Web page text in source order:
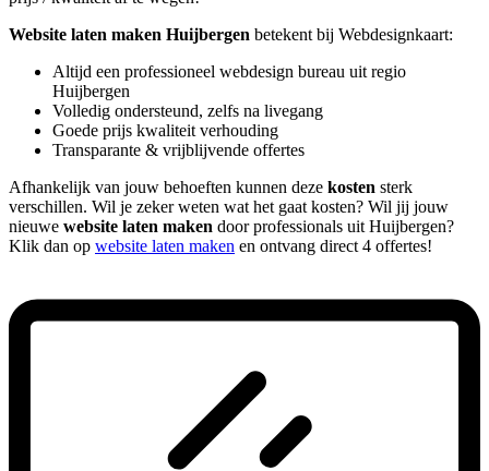
Website laten maken Huijbergen betekent bij Webdesignkaart:
Altijd een professioneel webdesign bureau uit regio
Huijbergen
Volledig ondersteund, zelfs na livegang
Goede prijs kwaliteit verhouding
Transparante & vrijblijvende offertes
Afhankelijk van jouw behoeften kunnen deze kosten sterk
verschillen. Wil je zeker weten wat het gaat kosten? Wil jij jouw
nieuwe website laten maken door professionals uit Huijbergen?
Klik dan op website laten maken en ontvang direct 4 offertes!